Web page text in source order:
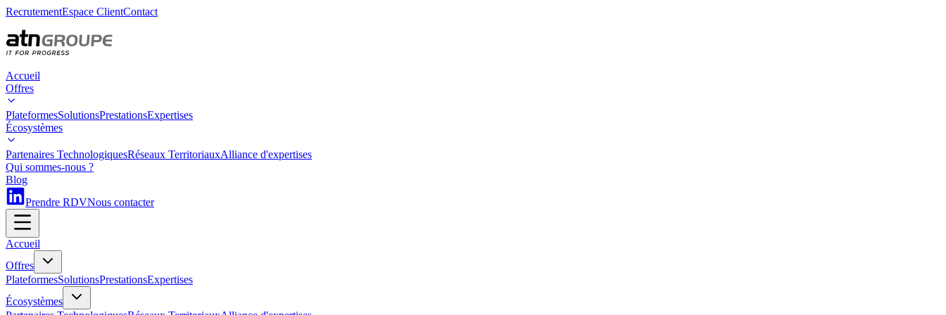
RecrutementEspace ClientContact
Accueil
Offres
PlateformesSolutionsPrestationsExpertises
Écosystèmes
Partenaires TechnologiquesRéseaux TerritoriauxAlliance d'expertises
Qui sommes-nous ?
Blog
Prendre RDVNous contacter
Accueil
Offres
PlateformesSolutionsPrestationsExpertises
Écosystèmes